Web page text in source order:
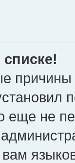
причины
еще не